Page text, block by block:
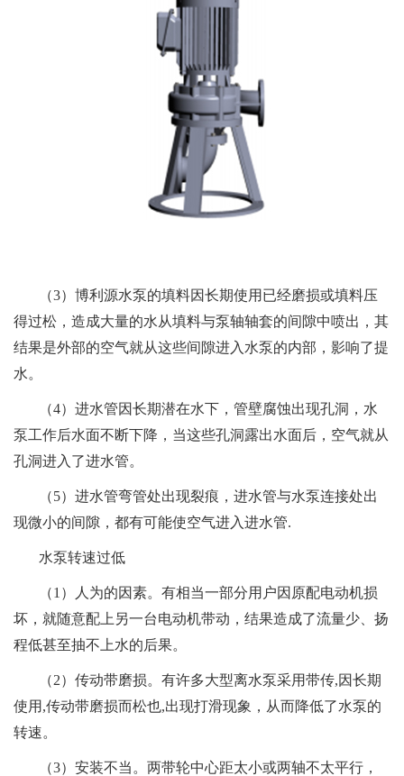
（3）博利源水泵的填料因长期使用已经磨损或填料压
得过松，造成大量的水从填料与泵轴轴套的间隙中喷出，其
结果是外部的空气就从这些间隙进入水泵的内部，影响了提
水。
（4）进水管因长期潜在水下，管壁腐蚀出现孔洞，水
泵工作后水面不断下降，当这些孔洞露出水面后，空气就从
孔洞进入了进水管。
（5）进水管弯管处出现裂痕，进水管与水泵连接处出
现微小的间隙，都有可能使空气进入进水管.
水泵转速过低
（1）人为的因素。有相当一部分用户因原配电动机损
坏，就随意配上另一台电动机带动，结果造成了流量少、扬
程低甚至抽不上水的后果。
（2）传动带磨损。有许多大型离水泵采用带传,因长期
使用,传动带磨损而松也,出现打滑现象，从而降低了水泵的
转速。
（3）安装不当。两带轮中心距太小或两轴不太平行，